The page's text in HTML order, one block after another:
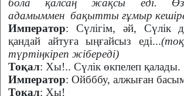
бола қалсаң жақсы еді.
адамыммен бақытты ғұмыр
Император: Сүлігім, әй, Сүлік
қандай айтуға ыңғайсыз еді...
түртіңкіреп жібереді)
Тоқал: Хы!.. Сүлік өкпелеп қалады.
Император: Ойбббу, алжыған
Тоқал: Хы!